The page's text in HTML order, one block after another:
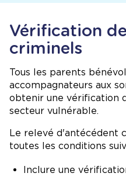
Vérification
criminels
Tous les parents
accompagnateurs aux
obtenir une vérification
secteur vulnérable.
Le relevé d'antécédent
toutes les conditions
Inclure une